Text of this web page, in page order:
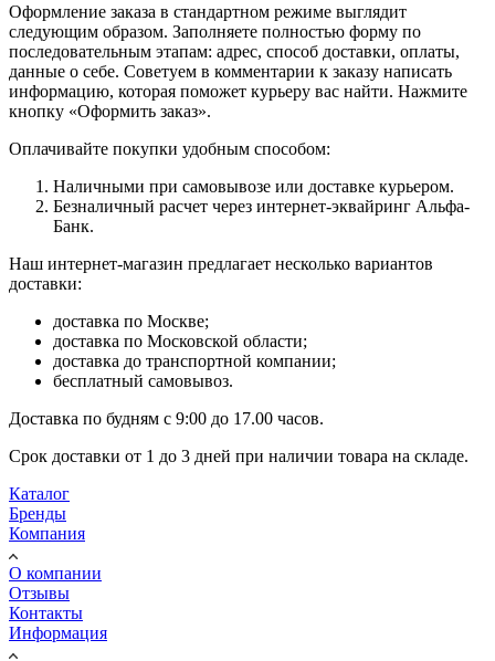
Оформление заказа в стандартном режиме выглядит
следующим образом. Заполняете полностью форму по
последовательным этапам: адрес, способ доставки, оплаты,
данные о себе. Советуем в комментарии к заказу написать
информацию, которая поможет курьеру вас найти. Нажмите
кнопку «Оформить заказ».
Оплачивайте покупки удобным способом:
Наличными при самовывозе или доставке курьером.
Безналичный расчет через интернет-эквайринг Альфа-
Банк.
Наш интернет-магазин предлагает несколько вариантов
доставки:
доставка по Москве;
доставка по Московской области;
доставка до транспортной компании;
бесплатный самовывоз.
Доставка по будням с 9:00 до 17.00 часов.
Срок доставки от 1 до 3 дней при наличии товара на складе.
Каталог
Бренды
Компания
О компании
Отзывы
Контакты
Информация